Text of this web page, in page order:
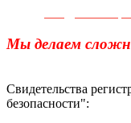
Мы делаем
Свидетельства
безопасности":